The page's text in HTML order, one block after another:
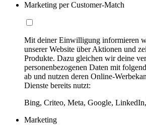
Marketing per Customer-Match
Mit deiner Einwilligung informieren
unserer Website über Aktionen und
Produkte. Dazu gleichen wir deine
personenbezogenen Daten mit
ab und nutzen deren Online-
Dienste bereits nutzt:
Bing, Criteo, Meta, Google,
Marketing